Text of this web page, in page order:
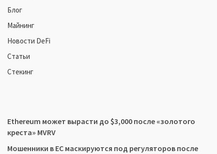
Блог
Майнинг
Новости DeFi
Статьи
Стекинг
Ethereum может вырасти до $3,000 после «золотого
креста» MVRV
Мошенники в ЕС маскируются под регуляторов после